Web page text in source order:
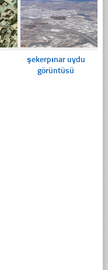
şekerpınar uydu
görüntüsü